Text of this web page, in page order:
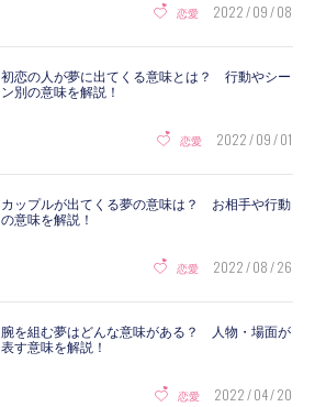
恋愛 2022 / 09 / 08
初恋の人が夢に出てくる意味とは？ 行動やシー
ン別の意味を解説！
恋愛 2022 / 09 / 01
カップルが出てくる夢の意味は？ お相手や行動
の意味を解説！
恋愛 2022 / 08 / 26
腕を組む夢はどんな意味がある？ 人物・場面が
表す意味を解説！
恋愛 2022 / 04 / 20